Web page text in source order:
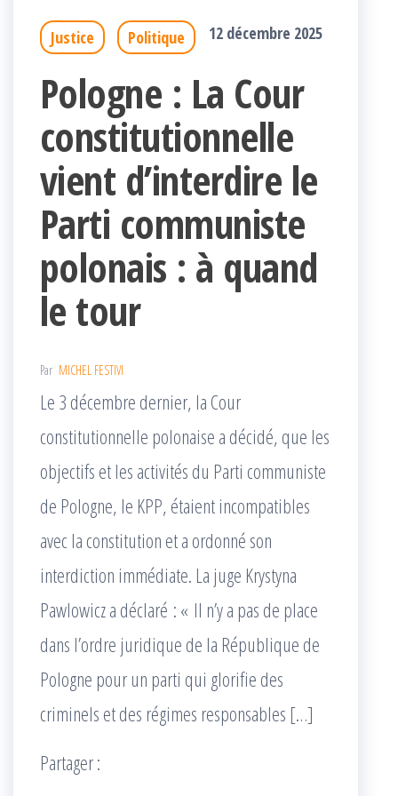
Justice Politique 12 décembre 2025
Pologne : La Cour
constitutionnelle
vient d’interdire le
Parti communiste
polonais : à quand
le tour
Par MICHEL FESTIVI
Le 3 décembre dernier, la Cour
constitutionnelle polonaise a décidé, que les
objectifs et les activités du Parti communiste
de Pologne, le KPP, étaient incompatibles
avec la constitution et a ordonné son
interdiction immédiate. La juge Krystyna
Pawlowicz a déclaré : « Il n’y a pas de place
dans l’ordre juridique de la République de
Pologne pour un parti qui glorifie des
criminels et des régimes responsables […]
Partager :